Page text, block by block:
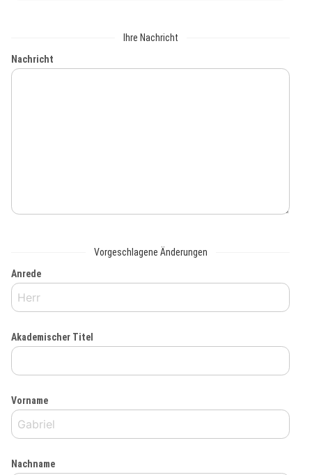
Ihre Nachricht
Nachricht
Vorgeschlagene Änderungen
Anrede
Akademischer Titel
Vorname
Nachname